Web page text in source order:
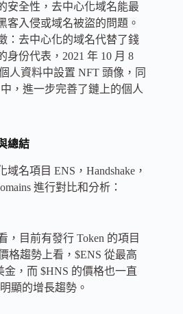
安全性，去中心化域名能最
客入侵或域名被盜的問題。
：去中心化的域名代替了錢
身份代表，2021 年 10 月 8
人資料中設置 NFT 頭像，同
，進一步完善了鏈上的個人
總結
名項目 ENS，Handshake，
進行對比和分析：
，目前有發行 Token 的項目
格趨勢上看，$ENS 從最高
金，而 $HNS 的價格也一直
顯的增長趨勢。